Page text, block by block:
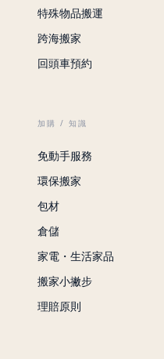
特殊物品搬運
跨海搬家
回頭車預約
加購 / 知識
免動手服務
環保搬家
包材
倉儲
家電・生活家品
搬家小撇步
理賠原則